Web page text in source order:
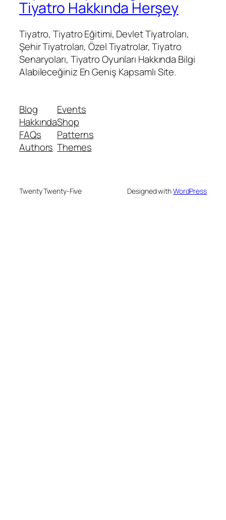
Tiyatro Hakkında Herşey
Tiyatro, Tiyatro Eğitimi, Devlet Tiyatroları,
Şehir Tiyatroları, Özel Tiyatrolar, Tiyatro
Senaryoları, Tiyatro Oyunları Hakkında Bilgi
Alabileceğiniz En Geniş Kapsamlı Site.
Blog
Hakkında
FAQs
Authors
Events
Shop
Patterns
Themes
Twenty Twenty-Five Designed withWordPress